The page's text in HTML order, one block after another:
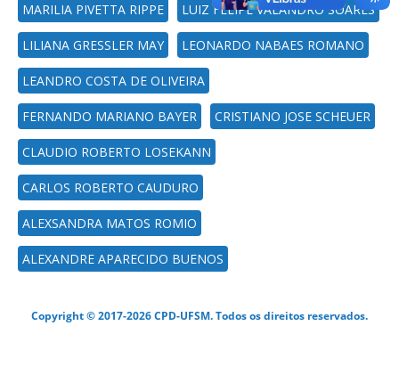
MARILIA PIVETTA RIPPE LUIZ FELIPE VALANDRO SOARES
LILIANA GRESSLER MAY LEONARDO NABAES ROMANO
LEANDRO COSTA DE OLIVEIRA
FERNANDO MARIANO BAYER CRISTIANO JOSE SCHEUER
CLAUDIO ROBERTO LOSEKANN
CARLOS ROBERTO CAUDURO
ALEXSANDRA MATOS ROMIO
ALEXANDRE APARECIDO BUENOS
Copyright © 2017-2026 CPD-UFSM. Todos os direitos reservados.